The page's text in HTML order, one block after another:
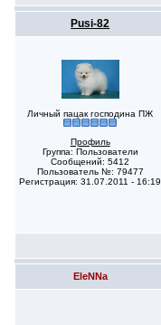
Pusi-82
Личный пацак господина ПЖ
Профиль
Группа: Пользователи
Сообщений: 5412
Пользователь №: 79477
Регистрация: 31.07.2011 - 16:19
ЕlеNNa